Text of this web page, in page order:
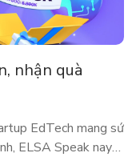
nhận quà
EdTech mang sứ
ELSA Speak nay